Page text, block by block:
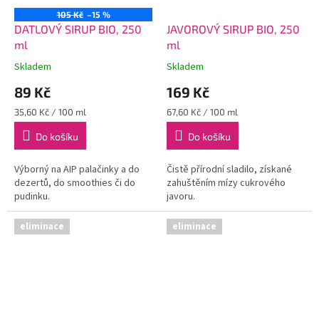
105 Kč –15 %
DATLOVÝ SIRUP BIO, 250
ml
Skladem
89 Kč
Měrná
cena:
35,60 Kč / 100 ml
Do košíku
Výborný na AIP palačinky a do
dezertů, do smoothies či do
pudinku.
JAVOROVÝ SIRUP BIO, 250
ml
Skladem
169 Kč
Měrná
cena:
67,60 Kč / 100 ml
Do košíku
Čistě přírodní sladilo, získané
zahuštěním mízy cukrového
javoru.
eliminace eliminace